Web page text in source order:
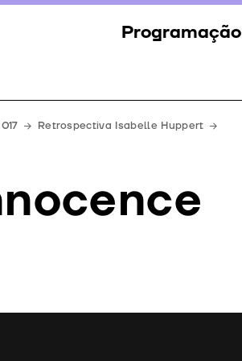
Programação
Eventos
Júri
Retrospectiva Isabelle Huppert